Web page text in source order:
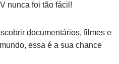
nunca foi tão fácil!
documentários, filmes e
essa é a sua chance